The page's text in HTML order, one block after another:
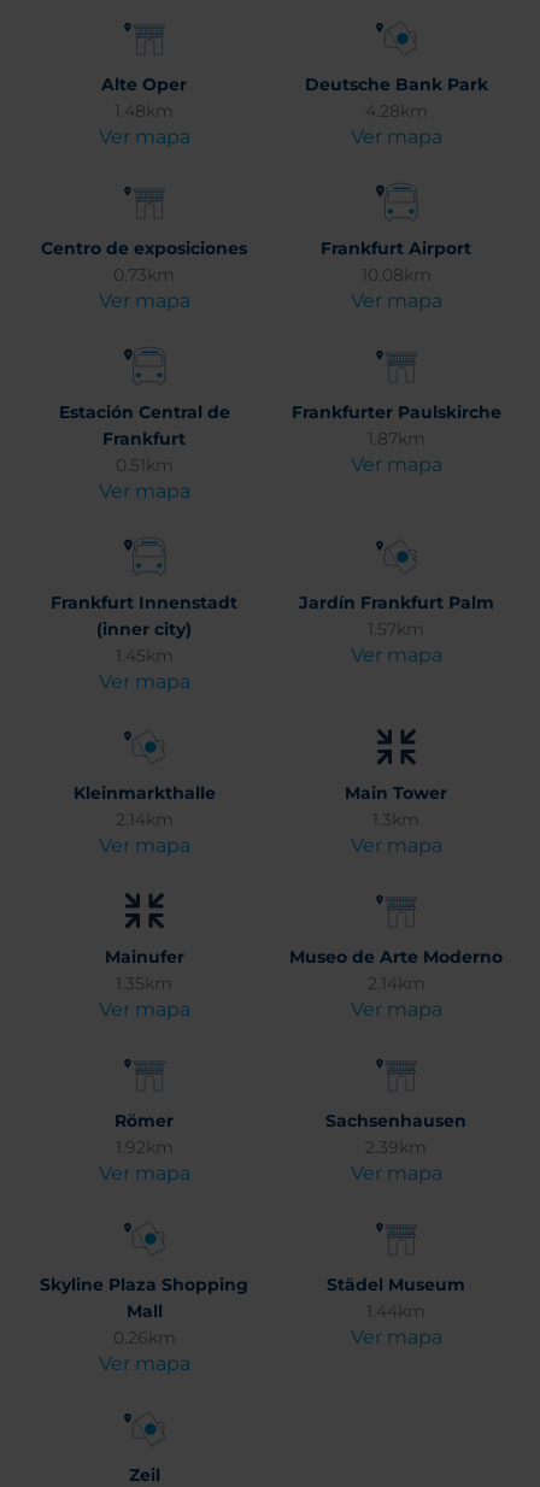
Alte Oper
1.48km
Ver mapa
Deutsche Bank Park
4.28km
Ver mapa
Centro de exposiciones
0.73km
Ver mapa
Frankfurt Airport
10.08km
Ver mapa
Estación Central de
Frankfurt
0.51km
Ver mapa
Frankfurter Paulskirche
1.87km
Ver mapa
Frankfurt Innenstadt
(inner city)
1.45km
Ver mapa
Jardín Frankfurt Palm
1.57km
Ver mapa
Kleinmarkthalle
2.14km
Ver mapa
Main Tower
1.3km
Ver mapa
Mainufer
1.35km
Ver mapa
Museo de Arte Moderno
2.14km
Ver mapa
Römer
1.92km
Ver mapa
Sachsenhausen
2.39km
Ver mapa
Skyline Plaza Shopping
Mall
0.26km
Ver mapa
Städel Museum
1.44km
Ver mapa
Zeil